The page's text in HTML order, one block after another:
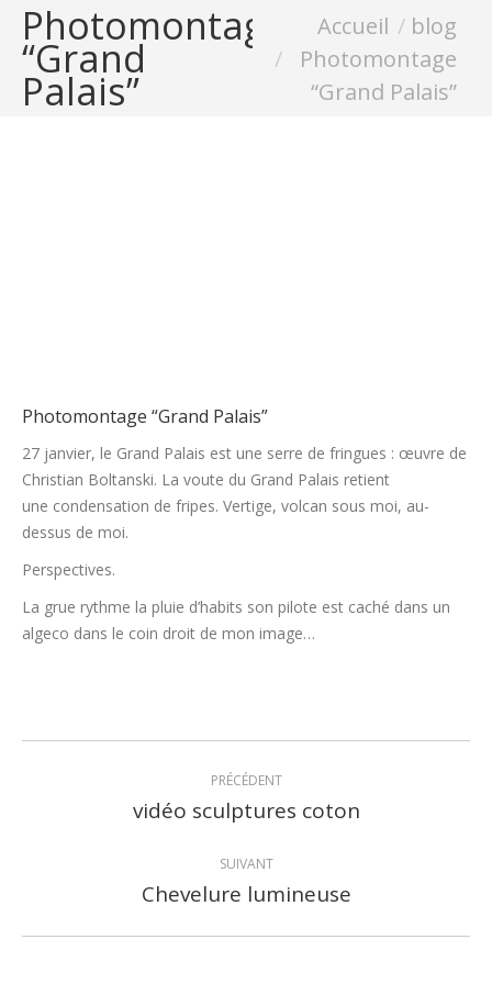
Photomontage
“Grand
Palais”
Vous êtes ici :Accueil
blog
Photomontage
“Grand Palais”
Photomontage “Grand Palais”
27 janvier, le Grand Palais est une serre de fringues : œuvre de
Christian Boltanski. La voute du Grand Palais retient
une condensation de fripes. Vertige, volcan sous moi, au-
dessus de moi.
Perspectives.
La grue rythme la pluie d’habits son pilote est caché dans un
algeco dans le coin droit de mon image…
Navigation
article
PRÉCÉDENT
Article
:
vidéo sculptures coton
SUIVANT
Article
Chevelure lumineuse